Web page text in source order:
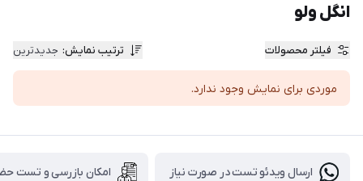
انگل ولو
فیلتر محصولات ترتیب نمایش: جدیدترین
موردی برای نمایش وجود ندارد.
ارسال ویدئو تست در صورت نیاز امکان بازرسی و تست